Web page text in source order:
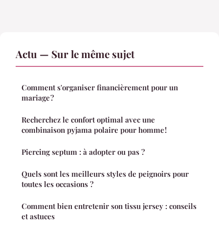
Actu — Sur le même sujet
Comment s'organiser financièrement pour un
mariage ?
Recherchez le confort optimal avec une
combinaison pyjama polaire pour homme !
Piercing septum : à adopter ou pas ?
Quels sont les meilleurs styles de peignoirs pour
toutes les occasions ?
Comment bien entretenir son tissu jersey : conseils
et astuces